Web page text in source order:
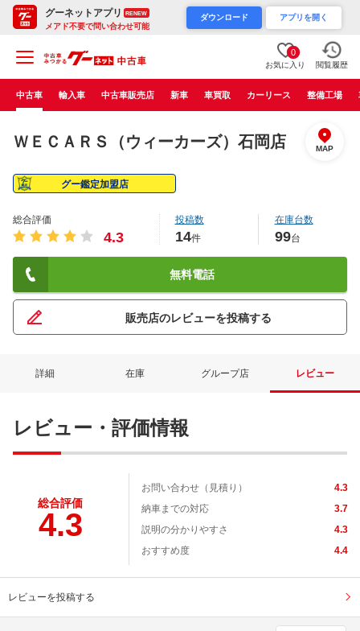
グーネットアプリ RENEW
メアド不要で問い合わせ可能
ダウンロード アプリを開く
0
お気に入り 閲覧履歴
中古車 輸入車 中古車販売店 新車 車買取 カーリース 整備工場
ＷＥＣＡＲＳ（ウィーカーズ）石岡店 MAP
グー鑑定加盟店
総合評価
4.3
投稿数
14件
在庫台数
99台
無料電話
販売店のレビューを投稿する
詳細 在庫 グループ店 レビュー
レビュー・評価情報
総合評価
4.3
お問い合わせ（見積り）
4.3
納車までの対応
3.7
説明の分かりやすさ
4.3
おすすめ度
4.4
レビューを投稿する